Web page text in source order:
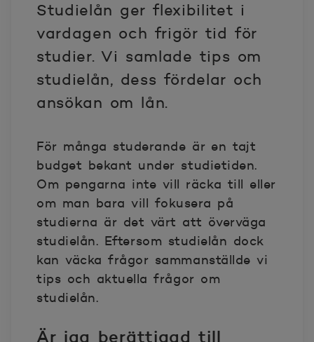
Studielån ger flexibilitet i
vardagen och frigör tid för
studier. Vi samlade tips om
studielån, dess fördelar och
ansökan om lån.
För många studerande är en tajt
budget bekant under studietiden.
Om pengarna inte vill räcka till eller
om man bara vill fokusera på
studierna är det värt att överväga
studielån. Eftersom studielån dock
kan väcka frågor sammanställde vi
tips och aktuella frågor om
studielån.
Är jag berättigad till